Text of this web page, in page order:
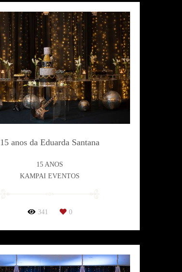
15 anos da Eduarda Santana
15 ANOS
KAMPAI EVENTOS
341 0